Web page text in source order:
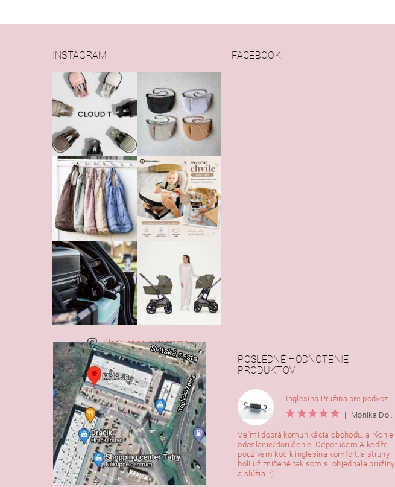
INSTAGRAM
Sledovať na Instagrame
FACEBOOK
POSLEDNÉ HODNOTENIE
PRODUKTOV
Inglesina Pružina pre podvozok Comfort, 2ks
|
Monika Dorušáková
Veľmi dobrá komunikácia obchodu, a rýchle
odoslanie/doručenie. Odporúčam A keďže
používam kočík inglesina komfort, a struny
boli už zničené tak som si objednala pružiny
a slúžia. :)